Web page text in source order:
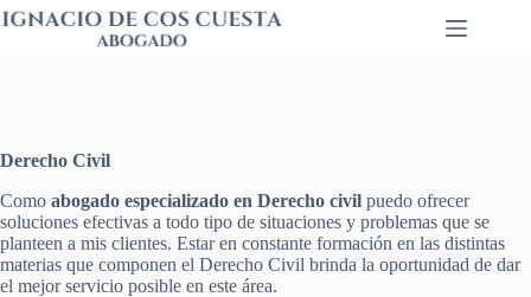
Saltar
al
Derecho Civil
Como abogado especializado en Derecho civil puedo ofrecer
soluciones efectivas a todo tipo de situaciones y problemas que se
planteen a mis clientes. Estar en constante formación en las distintas
materias que componen el Derecho Civil brinda la oportunidad de dar
el mejor servicio posible en este área.